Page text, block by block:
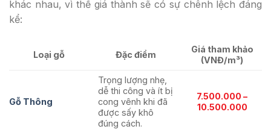
khác nhau, vì thế giá thành sẽ có sự chênh lệch đáng
kể:
Loại gỗ Đặc điểm
Giá tham khảo
(VNĐ/m³)
Gỗ Thông
Trọng lượng nhẹ,
dễ thi công và ít bị
cong vênh khi đã
được sấy khô
đúng cách.
7.500.000 –
10.500.000